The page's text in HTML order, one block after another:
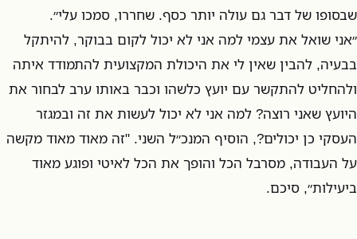
שבסופו של דבר גם עולה יותר כסף. שחררו, סמכו עלי״.
״אני שואל את עצמי למה אני לא יכול לקום בבוקר, להיתקל
בבעיה, להבין שאין לי את היכולת המקצועית להתמודד איתה
ולהחליט להתקשר עם יועץ כלשהו וכבר באותו ערב לבחור את
היועץ שאני רוצה? למה אני לא יכול לעשות את זה ובמגזר
העסקי כן יכולים?, הוסיף המנכ״ל השני. "זה מאוד מאוד מקשה
על העבודה, מסרבל הכל והופך את הכל לאיטי ופוגע מאוד
ביעילות״, סיכם.